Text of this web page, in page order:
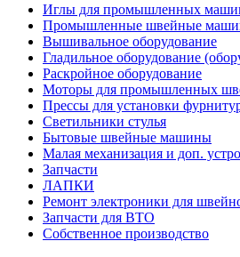
Иглы для промышленных
Промышленные швейные
Вышивальное оборудование
Гладильное оборудование
Раскройное оборудование
Моторы для промышленных
Прессы для установки
Светильники стулья
Бытовые швейные машины
Малая механизация и доп.
Запчасти
ЛАПКИ
Ремонт электроники для
Запчасти для ВТО
Собственное производство